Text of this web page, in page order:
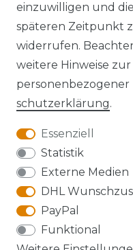
einzuwilligen und
späteren Zeitpunkt
widerrufen.
weitere Hinweise
schutz­erklärung.
Essenziell
Statistik
Externe Medien
DHL
PayPal
Funktional
VERTRAG
Die Karte kann